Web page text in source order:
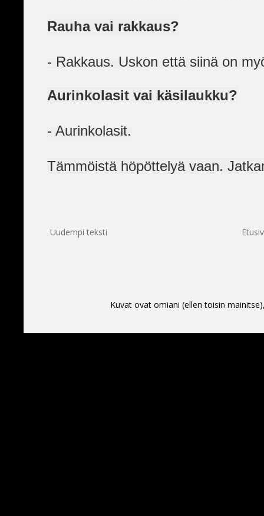
Rauha vai rakkaus?
- Rakkaus. Uskon että siinä on
Aurinkolasit vai käsilaukku?
- Aurinkolasit.
Tämmöistä höpöttelyä vaan.
Uudempi teksti
Kuvat ovat omiani (ellen toisin